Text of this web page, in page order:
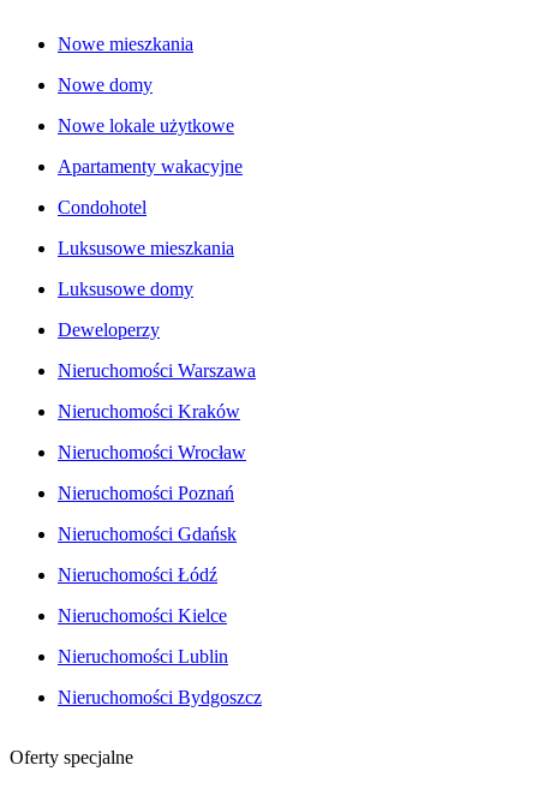
Nowe mieszkania
Nowe domy
Nowe lokale użytkowe
Apartamenty wakacyjne
Condohotel
Luksusowe mieszkania
Luksusowe domy
Deweloperzy
Nieruchomości Warszawa
Nieruchomości Kraków
Nieruchomości Wrocław
Nieruchomości Poznań
Nieruchomości Gdańsk
Nieruchomości Łódź
Nieruchomości Kielce
Nieruchomości Lublin
Nieruchomości Bydgoszcz
Oferty specjalne